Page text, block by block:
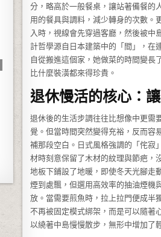
分，略高於一般餐桌，讓站著備餐的
用的餐具與調料，減少轉身的次數
入時，視線會先穿過客廳，然後被
計哲學源自日本建築中的「間」，在
自從搬進這個家，她做菜的時間變長
比什麼裝潢都來得珍貴。
退休慢活的核心：
退休後的生活步調往往比想像中更需
覺。但當時間突然變得充裕，反而容
補那段空白。日式風格強調的「侘
材時刻意保留了木材的紋理與節疤，
地板下鋪設了地暖，即使冬天光腳走
煙到處飄，但選用高效率的抽油煙機
放。當需要煎魚時，拉上拉門便成半
不再被固定模式綁架，而是可以隨
以繞著中島慢慢散步，無形中增加了